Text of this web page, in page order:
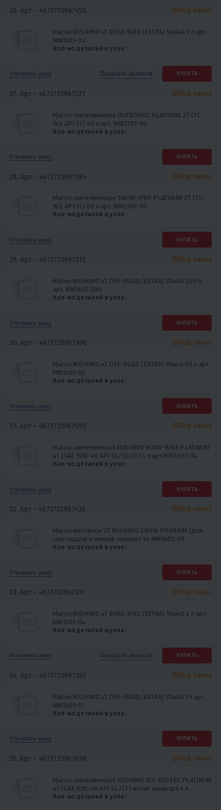
26. Арт - 4673733967450
Масло MISHIMO 4T ROAD BIKE (EXTRA) 10w40 3 л арт.
MM1501-03
Кол-во деталей в узле:
Под заказ
Уточнить цену Показать аналоги КУПИТЬ
27. Арт - 4673733967221
Масло синтетическое OUTBOARD PLATINUM 2Т (TC-
W3, API TC) 60 л арт. MM2301-60
Кол-во деталей в узле:
Под заказ
Уточнить цену КУПИТЬ
28. Арт - 4673733967184
Масло синтетическое SNOW-PRO PLATINUM 2Т (TC-
W3, API TC) 60 л арт. MM2201-60
Кол-во деталей в узле:
Под заказ
Уточнить цену КУПИТЬ
29. Арт - 4673733967313
Масло MISHIMO 4T OFF-ROAD (EXTRA) 10w40 200 л
арт. MM1601-200
Кол-во деталей в узле:
Под заказ
Уточнить цену КУПИТЬ
30. Арт - 4673733967306
Масло MISHIMO 4T OFF-ROAD (EXTRA) 10w40 60 л арт.
MM1601-60
Кол-во деталей в узле:
Под заказ
Уточнить цену КУПИТЬ
31. Арт - 4673733967092
Масло синтетическое MISHIMO ROAD-BIKE PLATINUM
4Т (SAE 10W-40 API SL/SJ/CF) 4 л арт MM2001-04
Кол-во деталей в узле:
Под заказ
Уточнить цену КУПИТЬ
32. Арт - 4673733967436
Масло моторное 2Т MISHIMO SNOW PREMIUM (для
снегоходов и зимней техники) 1л. ММ1402-01
Кол-во деталей в узле:
Под заказ
Уточнить цену КУПИТЬ
33. Арт - 4673733967337
Масло MISHIMO 4T ROAD BIKE (EXTRA) 10w40 4 л арт.
MM1501-04
Кол-во деталей в узле:
Под заказ
Уточнить цену Показать аналоги КУПИТЬ
34. Арт - 4673733967283
Масло MISHIMO 4T OFF-ROAD (EXTRA) 10w40 1 л арт.
MM1601-01
Кол-во деталей в узле:
Под заказ
Уточнить цену КУПИТЬ
35. Арт - 4673733967016
Масло синтетическое MISHIMO ATV-EXPERT PLATINUM
4Т (SAE 10W-40 API SL/CF) метал. канистра 4 л
Кол-во деталей в узле:
Под заказ